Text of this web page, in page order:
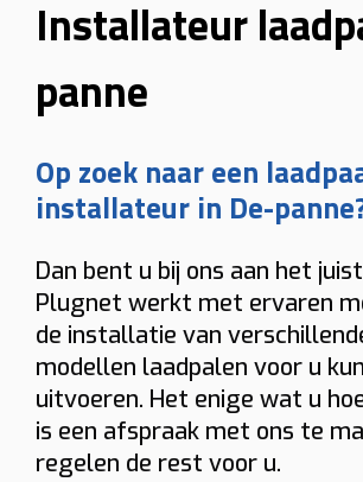
Installateur
panne
Op zoek naar een
installateur in De-
Dan bent u bij ons aan het
Plugnet werkt met ervaren
de installatie van
modellen laadpalen voor u
uitvoeren. Het enige wat u
is een afspraak met ons te
regelen de rest voor u.